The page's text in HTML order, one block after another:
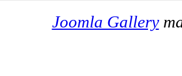
Joomla Gallery